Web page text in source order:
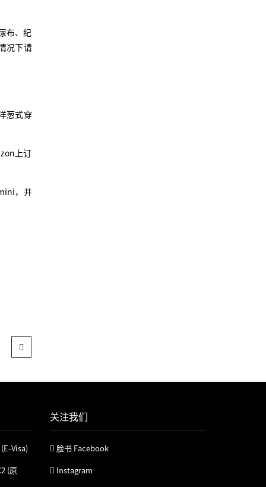
布、纪
况下请
葱式穿
上订
，并
Visa)
(原
关注我们
脸书 Facebook
Instagram